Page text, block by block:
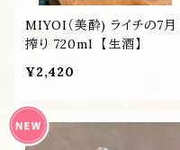
MIYOI（美酔) ライチの7月
搾り 720ml 【生酒】
¥2,420